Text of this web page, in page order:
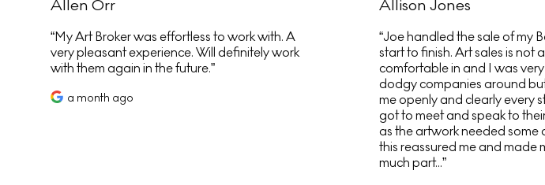
Allen Orr
My Art Broker was effortless to work with. A
very pleasant experience. Will definitely work
with them again in the future.
a month ago
Allison Jones
Joe handled the sale of my
start to finish. Art sales is not
comfortable in and I was
dodgy companies around
me openly and clearly every
got to meet and speak to
as the artwork needed some
this reassured me and made
much part...